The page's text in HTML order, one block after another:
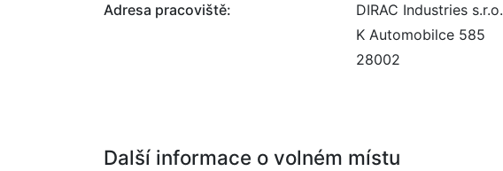
Adresa pracoviště:
DIRAC Industries s.r.o.
K Automobilce 585
28002
Další informace o volném místu